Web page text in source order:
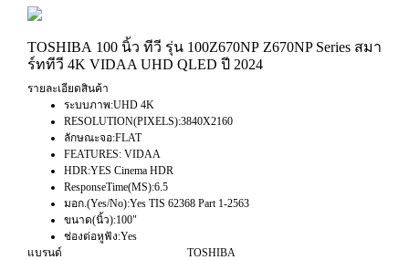
TOSHIBA 100 นิ้ว ทีวี รุ่น 100Z670NP Z670NP Series สมา
ร์ททีวี 4K VIDAA UHD QLED ปี 2024
รายละเอียดสินค้า
ระบบภาพ:UHD 4K
RESOLUTION(PIXELS):3840X2160
ลักษณะจอ:FLAT
FEATURES: VIDAA
HDR:YES Cinema HDR
ResponseTime(MS):6.5
มอก.(Yes/No):Yes TIS 62368 Part 1-2563
ขนาด(นิ้ว):100"
ช่องต่อหูฟัง:Yes
แบรนด์
TOSHIBA